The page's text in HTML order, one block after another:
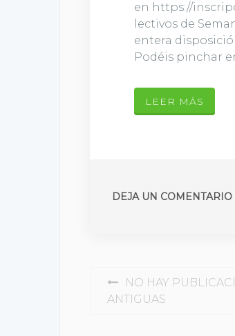
en https://
lectivos de
entera
Podéis pinchar
LEER MÁS
DEJA UN COMENTARIO
NAVEGACIÓN
NO HAY
ANTIGUAS